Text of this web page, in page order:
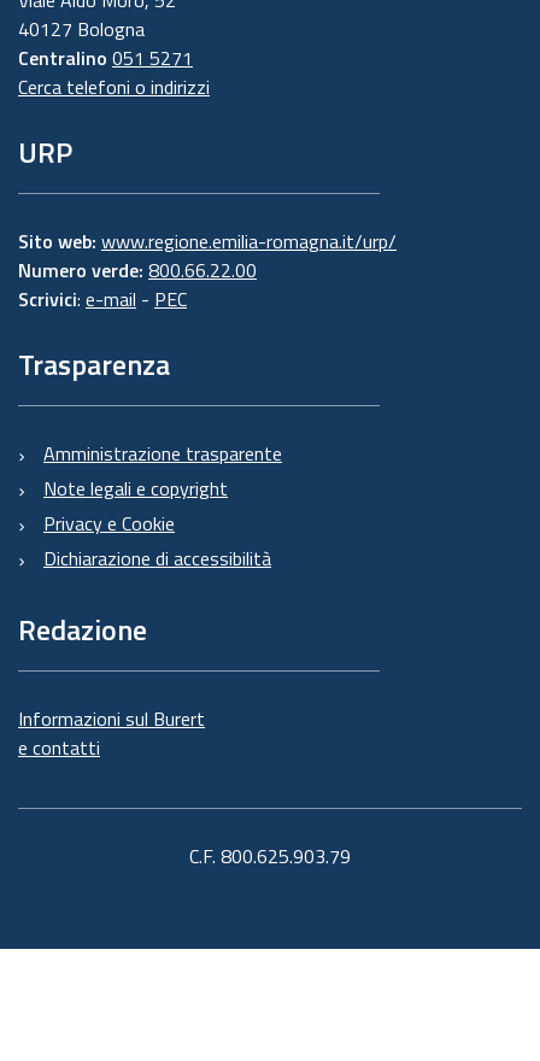
40127 Bologna
Centralino 051 5271
Cerca telefoni o indirizzi
URP
Sito web: www.regione.emilia-romagna.it/urp/
Numero verde: 800.66.22.00
Scrivici: e-mail - PEC
Trasparenza
Amministrazione trasparente
Note legali e copyright
Privacy e Cookie
Dichiarazione di accessibilità
Redazione
Informazioni sul Burert
e contatti
C.F. 800.625.903.79